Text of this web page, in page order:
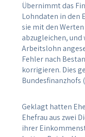
Übernimmt das
Lohndaten in den
sie mit den
abzugleichen,
Arbeitslohn
Fehler nach
korrigieren. Dies
Bundesfinanzhofs
Geklagt hatten
Ehefrau aus zwei
ihrer